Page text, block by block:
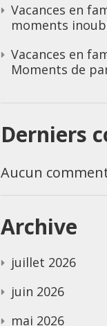
Vacances en
moments
Vacances en
Moments de
Derniers
Aucun
Archive
juillet 2026
juin 2026
mai 2026